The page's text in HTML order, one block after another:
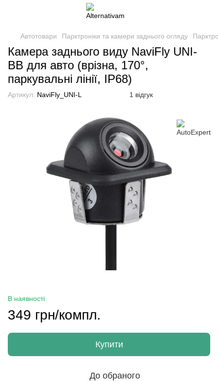
Автотовари Парктроніки та камери заднього огляду
Камера заднього виду NaviFly UNI-
BB для авто (врізна, 170°,
паркувальні лінії, IP68)
Артикул: NaviFly_UNI-L 1 відгук
В наявності
349 грн/компл.
Купити
До обраного